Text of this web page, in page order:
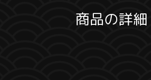
商品の詳細